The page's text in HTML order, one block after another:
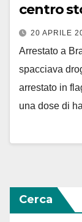
centro
20 APRILE
Arrestato a
spacciava
arrestato in
una dose di
Cerca